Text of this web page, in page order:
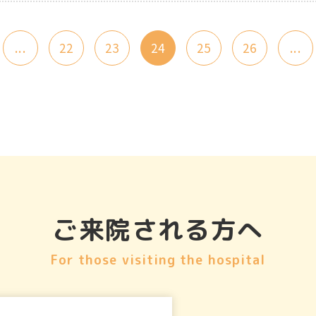
... 22 23 24 25 26 ...
ご来院される方へ
For those visiting the hospital